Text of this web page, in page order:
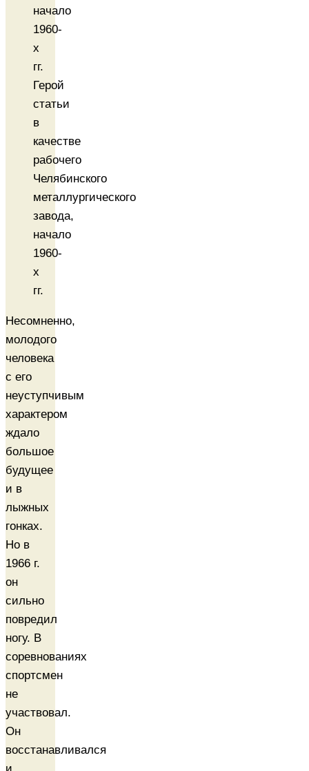
Герой
статьи
в
качестве
рабочего
Челябинского
металлургического
завода,
начало
1960-
х
гг.
Несомненно,
молодого
человека
с его
неуступчивым
характером
ждало
большое
будущее
и в
лыжных
гонках.
Но в
1966 г.
он
сильно
повредил
ногу. В
соревнованиях
спортсмен
не
участвовал.
Он
восстанавливался
и